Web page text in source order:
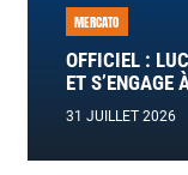
MERCATO
OFFICIEL :
ET S’ENGAGE
31 JUILLET 2026